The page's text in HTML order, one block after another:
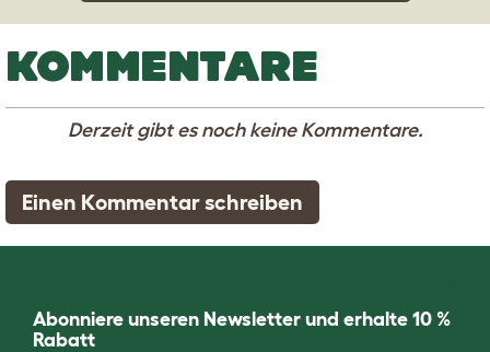
KOMMENTARE
Derzeit gibt es noch keine Kommentare.
Einen Kommentar schreiben
Abonniere unseren Newsletter und erhalte 10 %
Rabatt